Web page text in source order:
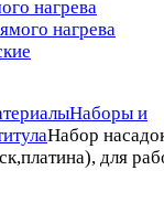
нагрева
нагрева
Наборы и
Набор
для